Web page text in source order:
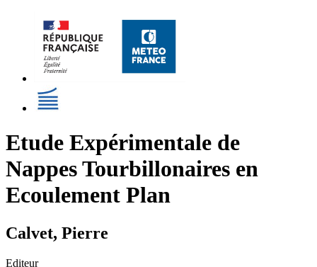
Etude Expérimentale de
Nappes Tourbillonaires en
Ecoulement Plan
Calvet, Pierre
Editeur